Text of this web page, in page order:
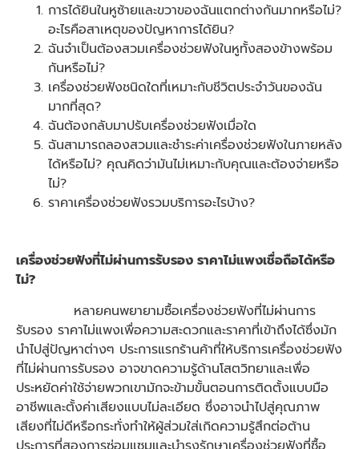
การได้ยินในหูซ้ายและขวาของฉันแตกต่างกันมากหรือไม่?
อะไรคือสาเหตุของปัญหาการได้ยิน?
ฉันจําเป็นต้องสวมเครื่องช่วยฟังในหูทั้งสองข้างพร้อม
กันหรือไม่?
เครื่องช่วยฟังชนิดใดที่เหมาะกับชีวิตประจําวันของฉัน
มากที่สุด?
ฉันต้องกลับมาปรับเครื่องช่วยฟังเมื่อใด
ฉันสามารถลองสวมและชําระค่าเครื่องช่วยฟังในภายหลัง
ได้หรือไม่? คุณคิดว่ามันไม่เหมาะกับคุณและต้องจ่ายหรือ
ไม่?
ราคาเครื่องช่วยฟังรวมบริการอะไรบ้าง?
เครื่องช่วยฟังที่ไม่ผ่านการรับรอง ราคาไม่แพงเชื่อถือได้หรือ
ไม่?
หลายคนพยายามซื้อเครื่องช่วยฟังที่ไม่ผ่านการ
รับรอง ราคาไม่แพงเพื่อความสะดวกและราคาที่เข้าถึงได้ซึ่งมัก
นําไปสู่ปัญหาต่างๆ ประการแรกร้านค้าที่ให้บริการเครื่องช่วยฟัง
ที่ไม่ผ่านการรับรอง อาจขาดความรู้ด้านโสตวิทยาและเพื่อ
ประหยัดค่าใช้จ่ายพวกเขามักจะข้ามขั้นตอนการติดตั้งแบบมือ
อาชีพและตั้งค่าเสียงแบบไม่ละเอียด ซึ่งอาจนําไปสู่คุณภาพ
เสียงที่ไม่ดีหรือกระทั่งทําให้ผู้ส่วมใส่เกิดความรู้สึกต่อต้าน